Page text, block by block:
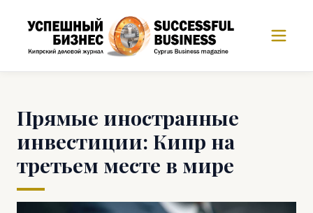
Прямые иностранные
инвестиции: Кипр на
третьем месте в мире